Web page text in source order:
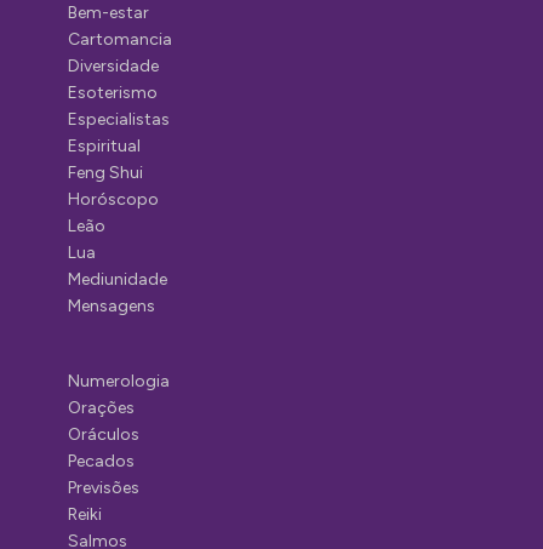
Bem-estar
Cartomancia
Diversidade
Esoterismo
Especialistas
Espiritual
Feng Shui
Horóscopo
Leão
Lua
Mediunidade
Mensagens
Numerologia
Orações
Oráculos
Pecados
Previsões
Reiki
Salmos